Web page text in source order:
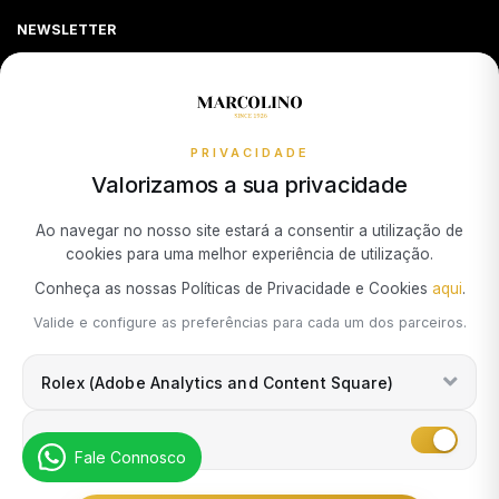
Guia de Tamanho de Anéis PANDORA
Verificação Autenticidade Relógio
Termos e Condições
Resolução de Litígios de Consumo
Sequra
NEWSLETTER
Subscrever Newsletter
Marcolino Link Marcolino 1926
Eu concordo com aPolítica de Privacidadee que minhas
informações podem ser usadas para fins de marketing.
PRIVACIDADE
Valorizamos a sua privacidade
Ao navegar no nosso site estará a consentir a utilização de
cookies para uma melhor experiência de utilização.
Conheça as nossas Políticas de Privacidade e Cookies aqui.
Valide e configure as preferências para cada um dos parceiros.
Rolex (Adobe Analytics and Content Square)
Marketing
Fale Connosco